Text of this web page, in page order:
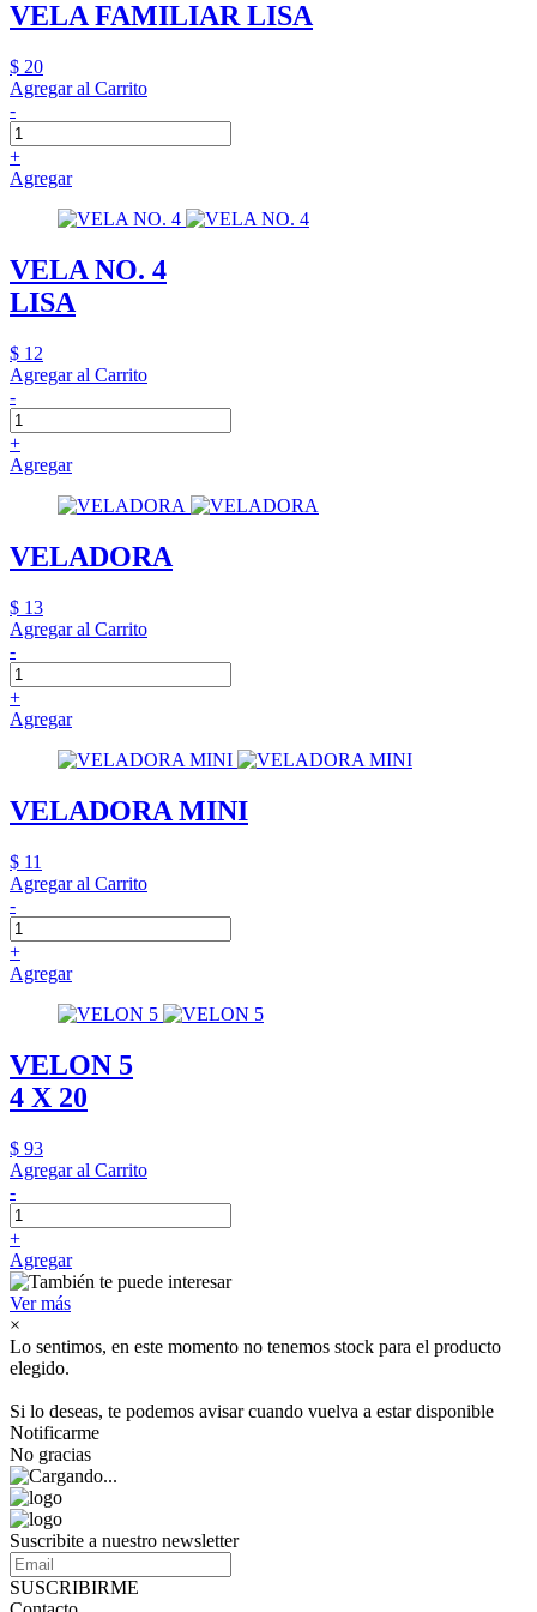
VELA FAMILIAR LISA
$ 20
Agregar al Carrito
-
+
Agregar
VELA NO. 4
LISA
$ 12
Agregar al Carrito
-
+
Agregar
VELADORA
$ 13
Agregar al Carrito
-
+
Agregar
VELADORA MINI
$ 11
Agregar al Carrito
-
+
Agregar
VELON 5
4 X 20
$ 93
Agregar al Carrito
-
+
Agregar
Ver más
×
Lo sentimos, en este momento no tenemos stock para el producto
elegido.
Si lo deseas, te podemos avisar cuando vuelva a estar disponible
Notificarme
No gracias
Suscribite a nuestro newsletter
SUSCRIBIRME